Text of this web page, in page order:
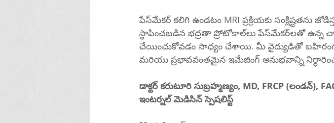
పేస్‌మేకర్ కలిగి ఉండటం MRI ప్రక్రియకు సంక్లిష్టతను జోడిస్తున్నప్పటికీ, వైద్య సాంకేతికతలో పురోగతి మరియు
స్థాపించబడిన భద్రతా ప్రోటోకాల్‌లు పేస్‌మేకర్‌లతో ఉన్న చాలా మంది రోగులు సురక్షితంగా MRI స్కాన్‌లు
చేయించుకోవడం సాధ్యం చేశాయి. మీ వైద్యుడితో
మరియు ప్రభావవంతమైన ఇమేజింగ్ అనుభవాన్ని
డాక్టర్ కరుటూరి సుబ్రహ్మణ్యం, MD, FRCP (లండన్),
ఇంటర్నల్ మెడిసిన్ స్పెషలిస్ట్